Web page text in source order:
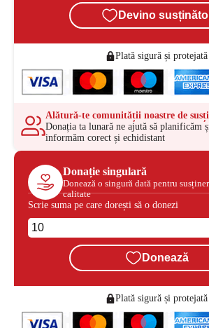
Devino
Plată sigură și protejată
Alătură-te comunității noastre de
Donația ta lunară ne ajută să planificăm
informăm corect și echidistant
Donație singulară
Donează o singură dată pentru
calitate
Scrie suma pe care dorești să o donezi
Donează
Plată sigură și protejată